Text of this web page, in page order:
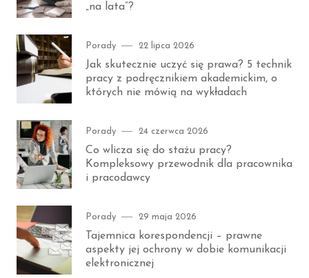
„na lata”?
Category
Porady
Posted
22 lipca 2026
Jak skutecznie uczyć się prawa? 5 technik
pracy z podręcznikiem akademickim, o
których nie mówią na wykładach
Category
Porady
Posted
24 czerwca 2026
Co wlicza się do stażu pracy?
Kompleksowy przewodnik dla pracownika
i pracodawcy
Category
Porady
Posted
on
29 maja 2026
Tajemnica korespondencji – prawne
aspekty jej ochrony w dobie komunikacji
elektronicznej